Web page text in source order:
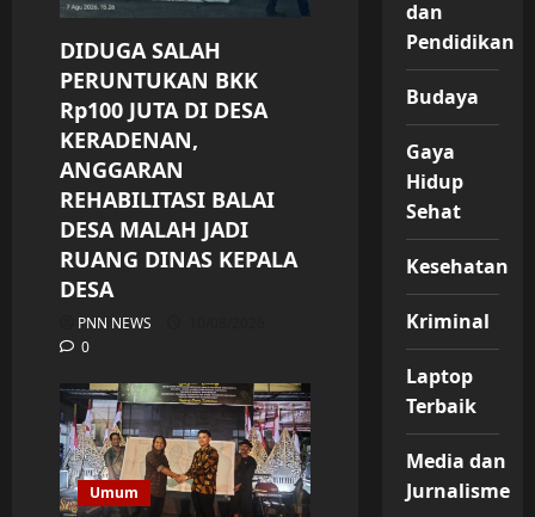
DIDUGA SALAH
PERUNTUKAN BKK
Rp100 JUTA DI DESA
KERADENAN,
ANGGARAN
REHABILITASI BALAI
DESA MALAH JADI
RUANG DINAS KEPALA
DESA
PNN NEWS
0
Umum
dan
Pendidikan
Budaya
Gaya
Hidup
Sehat
Kesehatan
Kriminal
Laptop
Terbaik
Media dan
Jurnalisme